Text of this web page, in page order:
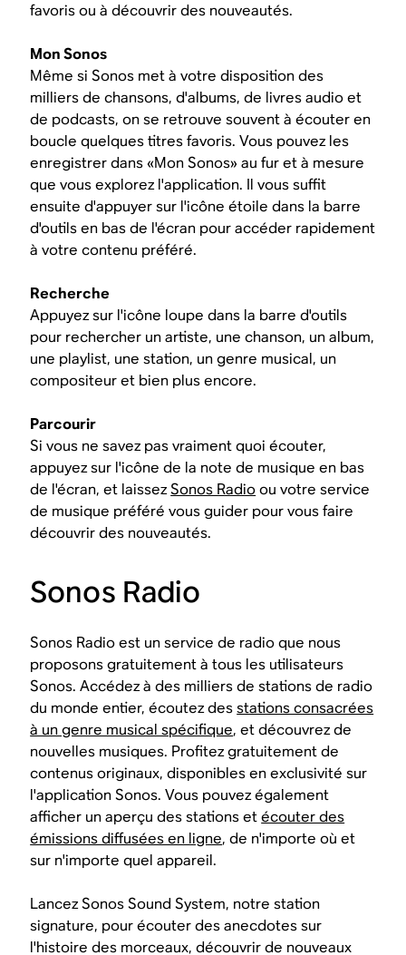
favoris ou à découvrir des nouveautés.
Mon Sonos
Même si Sonos met à votre disposition des
milliers de chansons, d'albums, de livres audio et
de podcasts, on se retrouve souvent à écouter en
boucle quelques titres favoris. Vous pouvez les
enregistrer dans «Mon Sonos» au fur et à mesure
que vous explorez l'application. Il vous suffit
ensuite d'appuyer sur l'icône étoile dans la barre
d'outils en bas de l'écran pour accéder rapidement
à votre contenu préféré.
Recherche
Appuyez sur l'icône loupe dans la barre d'outils
pour rechercher un artiste, une chanson, un album,
une playlist, une station, un genre musical, un
compositeur et bien plus encore.
Parcourir
Si vous ne savez pas vraiment quoi écouter,
appuyez sur l'icône de la note de musique en bas
de l'écran, et laissezSonos Radioou votre service
de musique préféré vous guider pour vous faire
découvrir des nouveautés.
Sonos Radio
Sonos Radio est un service de radio que nous
proposons gratuitement à tous les utilisateurs
Sonos. Accédez à des milliers de stations de radio
du monde entier, écoutez desstations consacrées
à un genre musical spécifique, et découvrez de
nouvelles musiques. Profitez gratuitement de
contenus originaux, disponibles en exclusivité sur
l'application Sonos. Vous pouvez également
afficher un aperçu des stations etécouter des
émissions diffusées en ligne, de n'importe où et
sur n'importe quel appareil.
Lancez Sonos Sound System, notre station
signature, pour écouter des anecdotes sur
l'histoire des morceaux, découvrir de nouveaux